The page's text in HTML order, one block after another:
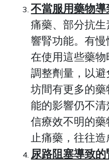
不當服用藥物
痛藥、部分抗
響腎功能。有慢
在使用這些藥
調整劑量，以
坊間有更多的
能的影響仍不
信療效不明的
止痛藥，往往造
尿路阻塞導致